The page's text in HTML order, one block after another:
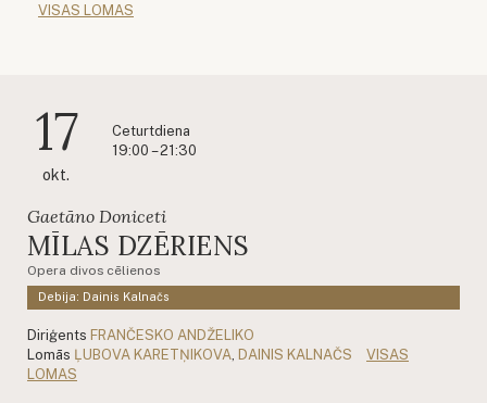
VISAS LOMAS
17
okt.
Ceturtdiena
19:00 – 21:30
Gaetāno Doniceti
MĪLAS DZĒRIENS
Opera divos cēlienos
Debija: Dainis Kalnačs
Diriģents FRANČESKO ANDŽELIKO
Lomās ĻUBOVA KARETŅIKOVA DAINIS KALNAČS
VISAS
LOMAS